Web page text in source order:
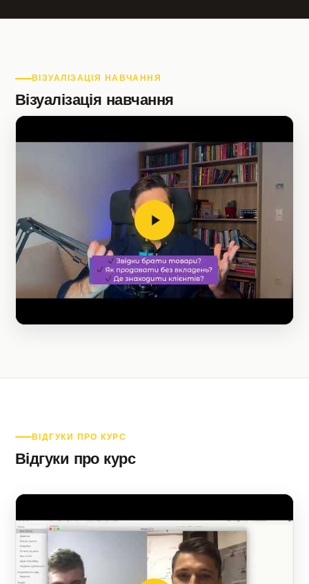
ВІЗУАЛІЗАЦІЯ НАВЧАННЯ
Візуалізація навчання
ВІДГУКИ ПРО КУРС
Відгуки про курс